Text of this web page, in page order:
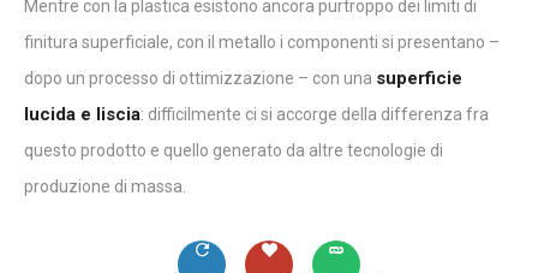
Mentre con la plastica esistono ancora purtroppo dei limiti di
finitura superficiale, con il metallo i componenti si presentano –
dopo un processo di ottimizzazione – con una superficie
lucida e liscia: difficilmente ci si accorge della differenza fra
questo prodotto e quello generato da altre tecnologie di
produzione di massa.